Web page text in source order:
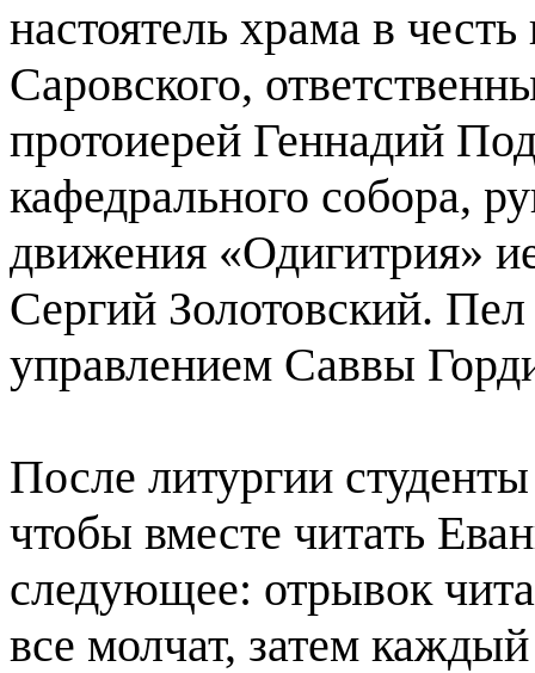
настоятель храма в
Саровского,
протоиерей Геннадий
кафедрального собора,
движения «Одигитрия»
Сергий Золотовский.
управлением Саввы
После литургии
чтобы вместе читать
следующее: отрывок
все молчат, затем